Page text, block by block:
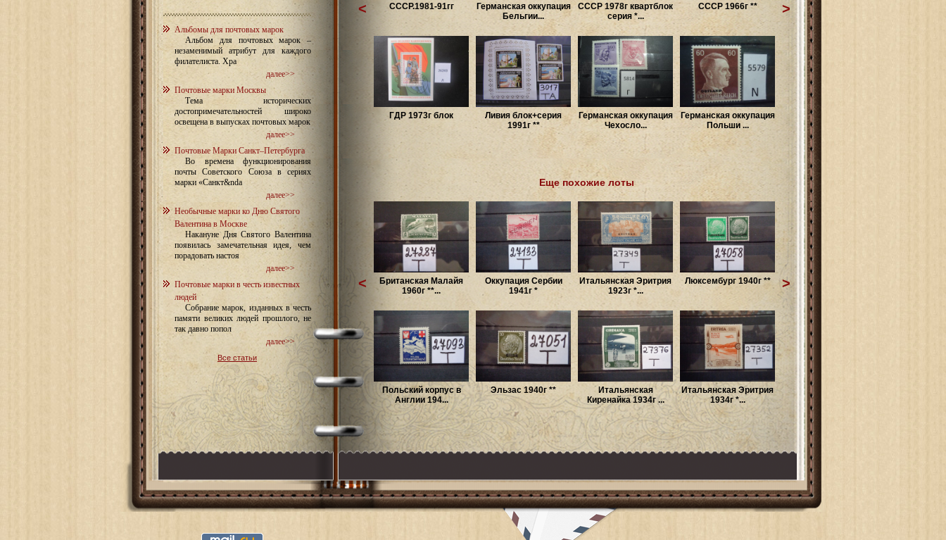
Альбомы для почтовых марок
Альбом для почтовых марок –
незаменимый атрибут для каждого
филателиста. Хра
далее>>
Почтовые марки Москвы
Тема исторических
достопримечательностей широко
освещена в выпусках почтовых марок
далее>>
Почтовые Марки Санкт–Петербурга
Во времена функционирования
почты Советского Союза в сериях
марки «Санкт&nda
далее>>
Необычные марки ко Дню Святого
Валентина в Москве
Накануне Дня Святого Валентина
появилась замечательная идея, чем
порадовать настоя
далее>>
Почтовые марки в честь известных
людей
Собрание марок, изданных в честь
памяти великих людей прошлого, не
так давно попол
далее>>
Все статьи
CCCР.1981-91гг
Германская оккупация
Бельгии...
СССР 1978г квартблок
серия *...
СССР 1966г **
ГДР 1973г блок
Ливия блок+серия
1991г **
Германская оккупация
Чехосло...
Германская оккупация
Польши ...
< >
Еще похожие лоты
Британская Малайя
1960г **...
Оккупация Сербии
1941г *
Итальянская Эритрия
1923г *...
Люксембург 1940г **
Польский корпус в
Англии 194...
Эльзас 1940г **
Итальянская
Киренайка 1934г ...
Итальянская Эритрия
1934г *...
< >